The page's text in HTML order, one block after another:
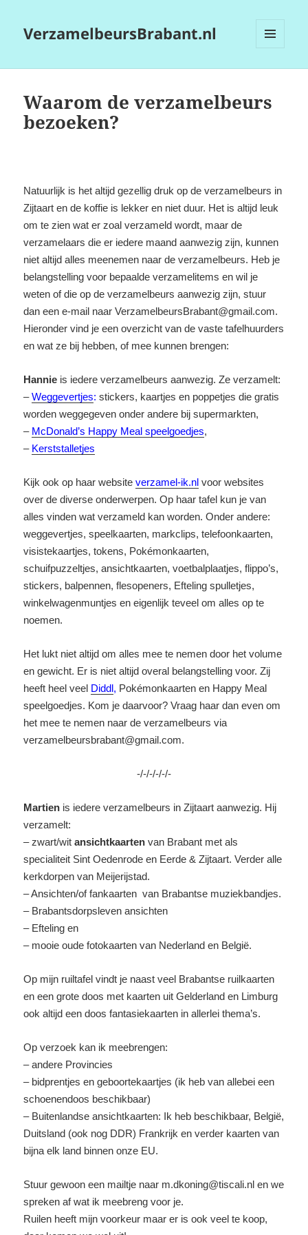
VerzamelbeursBrabant.nl
Waarom de verzamelbeurs
bezoeken?
Natuurlijk is het altijd gezellig druk op de verzamelbeurs in
Zijtaart en de koffie is lekker en niet duur. Het is altijd leuk
om te zien wat er zoal verzameld wordt, maar de
verzamelaars die er iedere maand aanwezig zijn, kunnen
niet altijd alles meenemen naar de verzamelbeurs. Heb je
belangstelling voor bepaalde verzamelitems en wil je
weten of die op de verzamelbeurs aanwezig zijn, stuur
dan een e-mail naar VerzamelbeursBrabant@gmail.com.
Hieronder vind je een overzicht van de vaste tafelhuurders
en wat ze bij hebben, of mee kunnen brengen:
Hannie is iedere verzamelbeurs aanwezig. Ze verzamelt:
–Weggevertjes: stickers, kaartjes en poppetjes die gratis
worden weggegeven onder andere bij supermarkten,
– McDonald’s Happy Meal speelgoedjes,
– Kerststalletjes
Kijk ook op haar websiteverzamel-ik.nl voor websites
over de diverse onderwerpen. Op haar tafel kun je van
alles vinden wat verzameld kan worden. Onder andere:
weggevertjes, speelkaarten, markclips, telefoonkaarten,
visistekaartjes, tokens, Pokémonkaarten,
schuifpuzzeltjes, ansichtkaarten, voetbalplaatjes, flippo’s,
stickers, balpennen, flesopeners, Efteling spulletjes,
winkelwagenmuntjes en eigenlijk teveel om alles op te
noemen.
Het lukt niet altijd om alles mee te nemen door het volume
en gewicht. Er is niet altijd overal belangstelling voor. Zij
heeft heel veel Diddl, Pokémonkaarten en Happy Meal
speelgoedjes. Kom je daarvoor? Vraag haar dan even om
het mee te nemen naar de verzamelbeurs via
verzamelbeursbrabant@gmail.com.
-/-/-/-/-/-
Martien is iedere verzamelbeurs in Zijtaart aanwezig. Hij
verzamelt:
– zwart/witansichtkaarten van Brabant met als
specialiteit Sint Oedenrode en Eerde & Zijtaart. Verder alle
kerkdorpen van Meijerijstad.
– Ansichten/of fankaarten van Brabantse muziekbandjes.
– Brabantsdorpsleven ansichten
– Efteling en
– mooie oude fotokaarten van Nederland en België.
Op mijn ruiltafel vindt je naast veel Brabantse ruilkaarten
en een grote doos met kaarten uit Gelderland en Limburg
ook altijd een doos fantasiekaarten in allerlei thema’s.
Op verzoek kan ik meebrengen:
– andere Provincies
– bidprentjes en geboortekaartjes (ik heb van allebei een
schoenendoos beschikbaar)
– Buitenlandse ansichtkaarten: Ik heb beschikbaar, België,
Duitsland (ook nog DDR) Frankrijk en verder kaarten van
bijna elk land binnen onze EU.
Stuur gewoon een mailtje naar m.dkoning@tiscali.nl en we
spreken af wat ik meebreng voor je.
Ruilen heeft mijn voorkeur maar er is ook veel te koop,